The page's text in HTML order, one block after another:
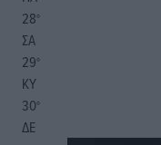
28°
ΣΑ
29°
ΚΥ
30°
ΔΕ